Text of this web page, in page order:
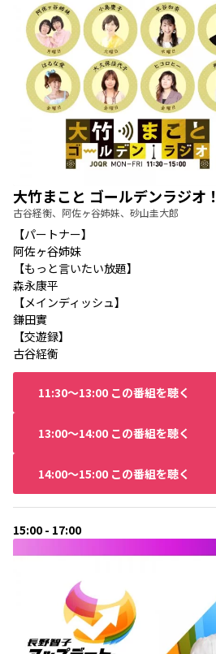
大竹まこと ゴールデンラジオ！
古谷経衡、阿佐ヶ谷姉妹、砂山圭大郎
【パートナー】
阿佐ヶ谷姉妹
【もっと言いたい放題】
森永康平
【メインディッシュ】
鎌田實
【交遊録】
古谷経衡
11:30〜13:00 この番組を聴く
13:00〜14:00 この番組を聴く
14:00〜15:00 この番組を聴く
15:00 - 17:00